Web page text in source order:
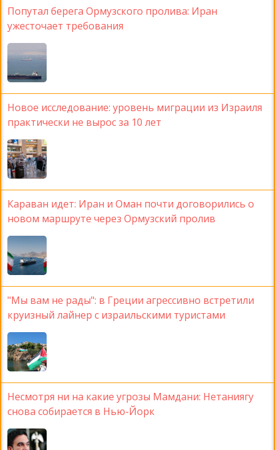
Попутал берега Ормузского пролива: Иран
ужесточает требования
Новое исследование: уровень миграции из Израиля
практически не вырос за 10 лет
Караван идет: Иран и Оман почти договорились о
новом маршруте через Ормузский пролив
"Мы вам не рады": в Греции агрессивно встретили
круизный лайнер с израильскими туристами
Несмотря ни на какие угрозы Мамдани: Нетаниягу
снова собирается в Нью-Йорк